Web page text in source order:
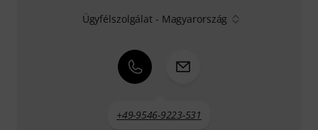
Ügyfélszolgálat - Magyarország
+49-9546-9223-531